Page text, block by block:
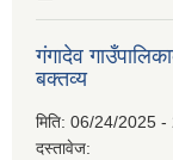
गंगादेव
बक्तव्य
मिति: 06/24/2025 -
दस्तावेज: